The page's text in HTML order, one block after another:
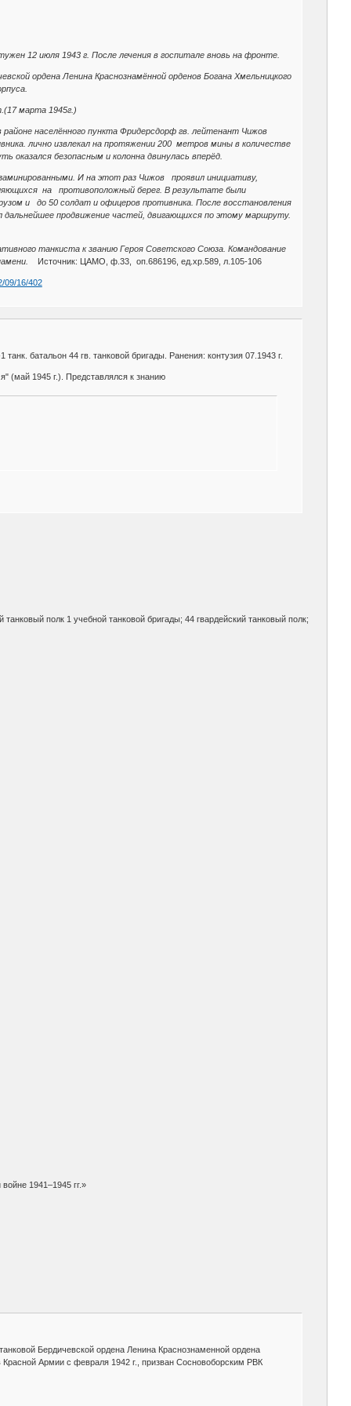
12 июля 1943 г. После лечения в госпитале вновь на фронте.
ордена Ленина Краснознамённой орденов Богана Хмельницкого
марта 1945г.)
населённого пункта Фридерсдорф гв. лейтенант Чижов
лично извлекал на протяжении 200 метров мины в количестве
оказался безопасным и колонна двинулась вперёд.
И на этот раз Чижов проявил инициативу,
на противоположный берег. В результате были
и до 50 солдат и офицеров противника. После восстановления
продвижение частей, двигающихся по этому маршруту.
танкиста к званию Героя Советского Союза. Командование
Источник: ЦАМО, ф.33, оп.686196, ед.хр.589, л.105-106
09/16/402
батальон 44 гв. танковой бригады. Ранения: контузия 07.1943 г.
(май 1945 г.). Представлялся к знанию
полк 1 учебной танковой бригады; 44 гвардейский танковый полк;
1941–1945 гг.»
Бердичевской ордена Ленина Краснознаменной ордена
Армии с февраля 1942 г., призван Сосновоборским РВК